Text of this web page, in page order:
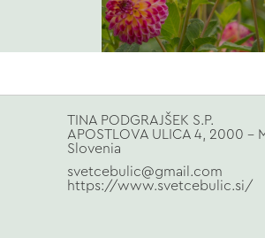
TINA PODGRAJŠEK S.P.
APOSTLOVA ULICA 4, 2000 -
Slovenia
svetcebulic@gmail.com
https://www.svetcebulic.si/